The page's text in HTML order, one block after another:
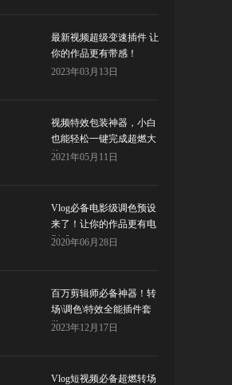
最新视频超级变速插件 让
你的作品更有带感！
Twixtor
2023年03月13日
视频特效包装神器，小白
也能轻松一键完成超燃大
片！ Video Library
2021年05月11日
Vlog必备电影级调色预设
来了！让你的作品更有电
影感！
2020年06月28日
百万剪辑师必备神器！转
场\调色\特效全能插件套
装！
2023年12月17日
Vlog短视频必备超燃转场